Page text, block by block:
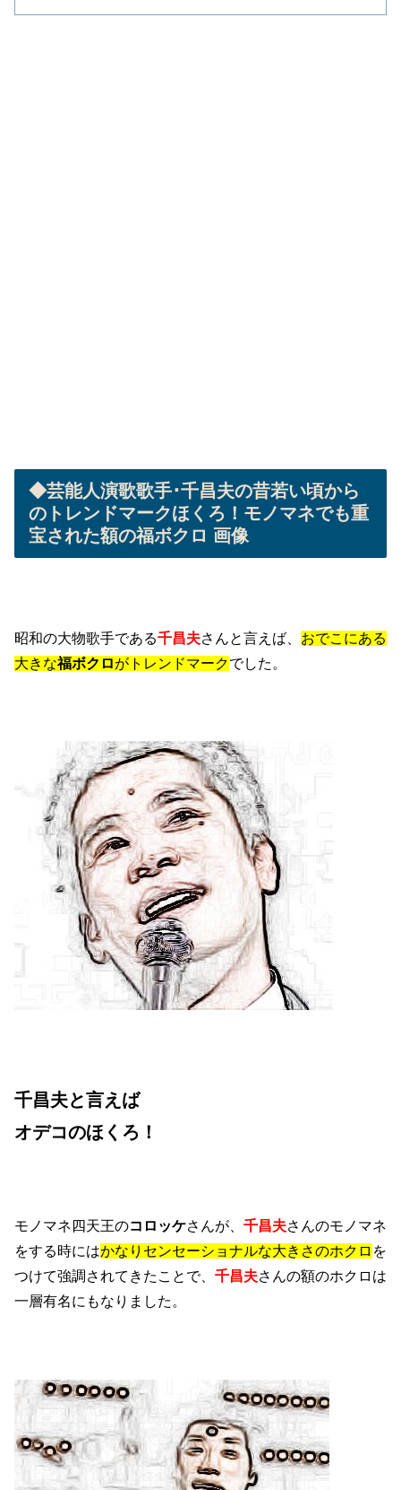
◆芸能人演歌歌手･千昌夫の昔若い頃から
のトレンドマークほくろ！モノマネでも重
宝された額の福ボクロ 画像
昭和の大物歌手である千昌夫さんと言えば、 おでこにある
大きな福ボクロがトレンドマークでした。
千昌夫と言えば
オデコのほくろ！
モノマネ四天王のコロッケさんが、 千昌夫さんのモノマネ
をする時にはかなりセンセーショナルな大きさのホクロ を
つけて強調されてきたことで、 千昌夫さんの額のホクロは
一層有名にもなりました。